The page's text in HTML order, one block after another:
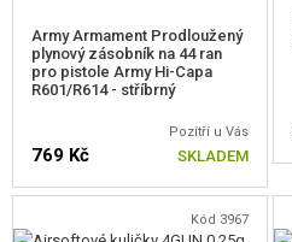
Army Armament Prodloužený
plynový zásobník na 44 ran
pro pistole Army Hi-Capa
R601/R614 - stříbrný
Pozítří u Vás
769 Kč SKLADEM
Kód 3967